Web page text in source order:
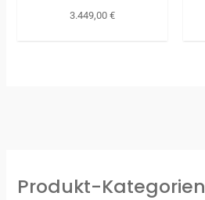
3.449,00€
Produkt-Kategorien